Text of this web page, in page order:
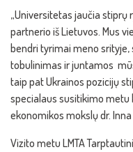
„Universitetas jaučia stiprų
partnerio iš Lietuvos. Mus
bendri tyrimai meno
tobulinimas ir juntamos
taip pat Ukrainos pozicijų
specialaus susitikimo metu
ekonomikos mokslų dr.
Vizito metu LMTA